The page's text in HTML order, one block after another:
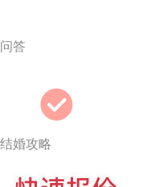
问答
结婚攻略